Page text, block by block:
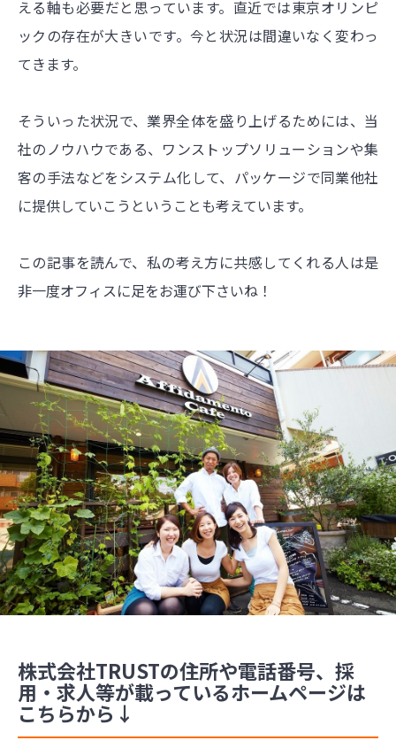
える軸も必要だと思っています。直近では東京オリンピ
ックの存在が大きいです。今と状況は間違いなく変わっ
てきます。
そういった状況で、業界全体を盛り上げるためには、当
社のノウハウである、ワンストップソリューションや集
客の手法などをシステム化して、パッケージで同業他社
に提供していこうということも考えています。
この記事を読んで、私の考え方に共感してくれる人は是
非一度オフィスに足をお運び下さいね！
株式会社TRUSTの住所や電話番号、採
用・求人等が載っているホームページは
こちらから↓